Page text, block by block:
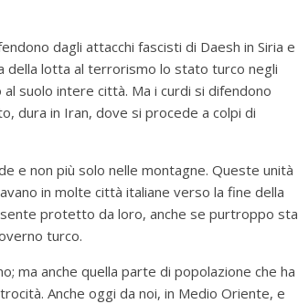
dagli attacchi fascisti di Daesh in Siria e
della lotta al terrorismo lo stato turco negli
suolo intere città. Ma i curdi si difendono
dura in Iran, dove si procede a colpi di
e non più solo nelle montagne. Queste unità
in molte città italiane verso la fine della
protetto da loro, anche se purtroppo sta
turco.
ma anche quella parte di popolazione che ha
Anche oggi da noi, in Medio Oriente, e